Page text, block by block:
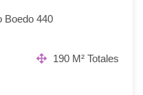
Boedo 440
190 M² Totales